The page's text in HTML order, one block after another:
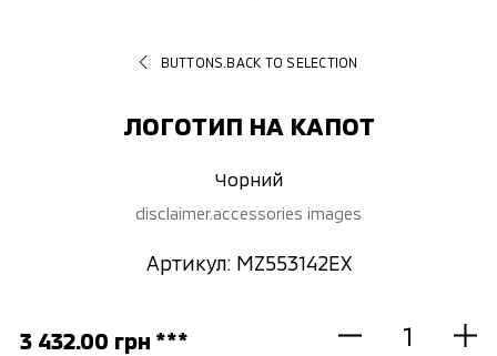
BUTTONS.BACK TO SELECTION
ЛОГОТИП НА КАПОТ
Чорний
disclaimer.accessories images
Артикул: MZ553142EX
3 432.00 грн ***